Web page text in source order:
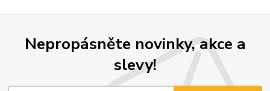
Nepropásněte novinky, akce a
slevy!